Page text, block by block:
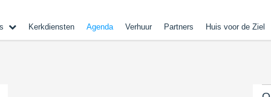
Kerkdiensten Agenda Verhuur Partners Huis voor de Ziel